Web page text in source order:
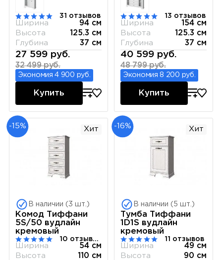
31 отзывов
Ширина
94 см
Высота
125.3 см
Глубина
37 см
27 599 руб.
32 499 руб.
Экономия 4 900 руб.
Купить
13 отзывов
Ширина
154 см
Высота
125.3 см
Глубина
37 см
40 599 руб.
48 799 руб.
Экономия 8 200 руб.
Купить
-15% Хит
В наличии (3 шт.)
Комод Тиффани
5S/50 вудлайн
кремовый
10 отзывов
Ширина
54 см
Высота
110 см
-16% Хит
В наличии (5 шт.)
Тумба Тиффани
1D1S вудлайн
кремовый
11 отзывов
Ширина
49 см
Высота
90 см